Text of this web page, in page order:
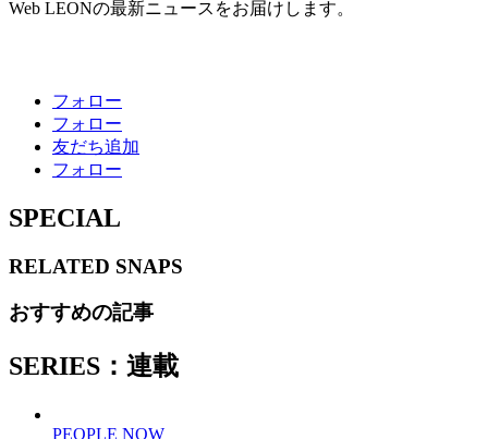
Web LEONの最新ニュースをお届けします。
フォロー
フォロー
友だち追加
フォロー
SPECIAL
RELATED SNAPS
おすすめの記事
SERIES：連載
PEOPLE NOW